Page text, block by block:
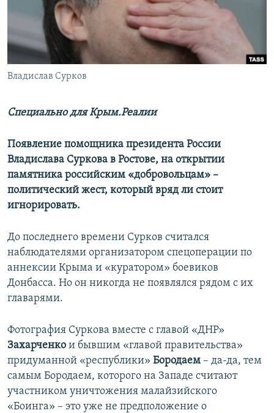
ПОБЕДИТЕЛЕЙ НЕ СУДЯТ?
КРЫМ.НЕПОКОРЕННЫЙ
УКРАИНСКАЯ ПРОБЛЕМА КРЫМА
ПРИСОЕДИНЯЙТЕСЬ!
Владислав Сурков
Специально для Крым.Реалии
Появление помощника президента России
Владислава Суркова в Ростове, на открытии
памятника российским «добровольцам» –
политический жест, который вряд ли стоит
игнорировать.
До последнего времени Сурков считался
наблюдателями организатором спецоперации по
аннексии Крыма и «куратором» боевиков
Донбасса. Но он никогда не появлялся рядом с их
главарями.
Фотография Суркова вместе с главой «ДНР»
Захарченко и бывшим «главой правительства»
придуманной «республики» Бородаем – да-да, тем
самым Бородаем, которого на Западе считают
участником уничтожения малайзийского
«Боинга» – это уже не предположение о